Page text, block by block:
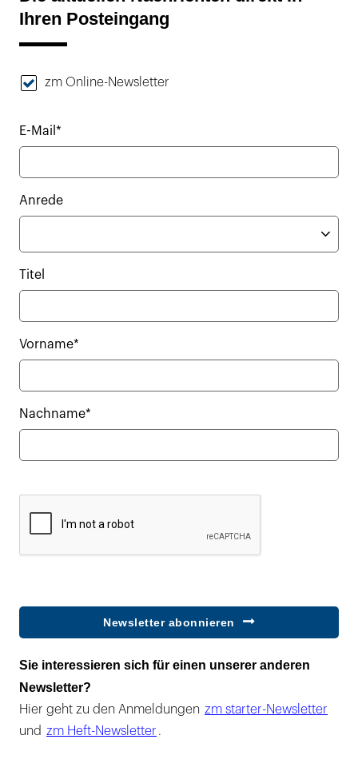
Ihren Posteingang
zm Online-Newsletter
E-Mail*
Anrede
Titel
Vorname*
Nachname*
Newsletter abonnieren
Sie interessieren sich für einen unserer anderen
Newsletter?
Hier geht zu den Anmeldungen zm starter-Newsletter
und zm Heft-Newsletter .